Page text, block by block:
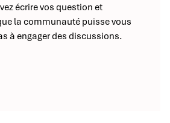
écrire vos question et
la communauté puisse vous
à engager des discussions.